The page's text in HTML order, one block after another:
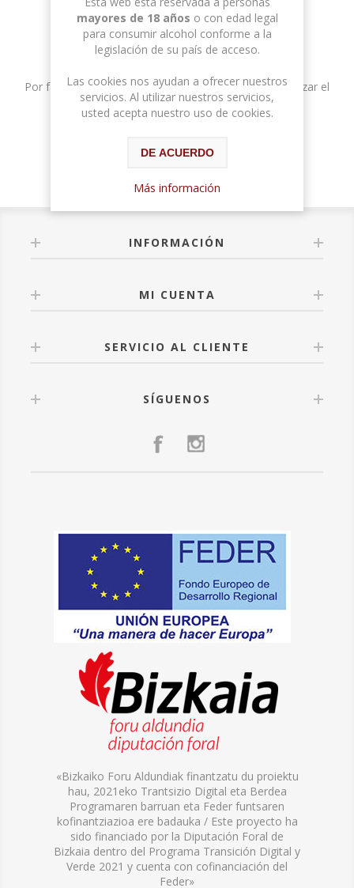
Por favor, selecciona la dirección a la que quieres realizar el
envío
INFORMACIÓN
MI CUENTA
SERVICIO AL CLIENTE
SÍGUENOS
«Bizkaiko Foru Aldundiak finantzatu du proiektu
hau, 2021eko Trantsizio Digital eta Berdea
Programaren barruan eta Feder funtsaren
kofinantziazioa ere badauka / Este proyecto ha
sido financiado por la Diputación Foral de
Bizkaia dentro del Programa Transición Digital y
Verde 2021 y cuenta con cofinanciación del
Feder»
mayores de 18 años o con edad legal
para consumir alcohol conforme a la
legislación de su país de acceso.
Las cookies nos ayudan a ofrecer nuestros
servicios. Al utilizar nuestros servicios,
usted acepta nuestro uso de cookies.
DE ACUERDO
Más información